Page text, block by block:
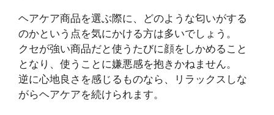
ヘアケア商品を選ぶ際に、どのような匂いがする
のかという点を気にかける方は多いでしょう。
クセが強い商品だと使うたびに顔をしかめること
となり、使うことに嫌悪感を抱きかねません。
逆に心地良さを感じるものなら、リラックスしな
がらヘアケアを続けられます。